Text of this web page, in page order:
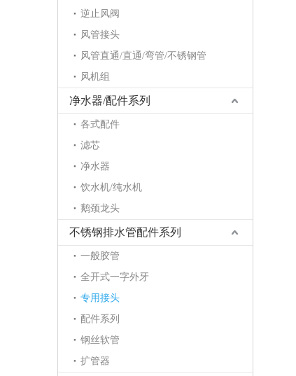
逆止风阀
风管接头
风管直通/直通/弯管/不锈钢管
风机组
净水器/配件系列
各式配件
滤芯
净水器
饮水机/纯水机
鹅颈龙头
不锈钢排水管配件系列
一般胶管
全开式一字外牙
专用接头
配件系列
钢丝软管
扩管器